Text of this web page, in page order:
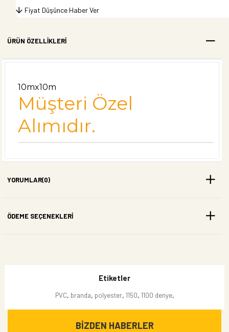
Fiyat Düşünce Haber Ver
ÜRÜN ÖZELLIKLERI
10mx10m
Müşteri Özel
Alımıdır.
YORUMLAR(0)
ÖDEME SEÇENEKLERI
Etiketler
PVC, branda, polyester, 1150, 1100 denye,
BIZDEN HABERLER